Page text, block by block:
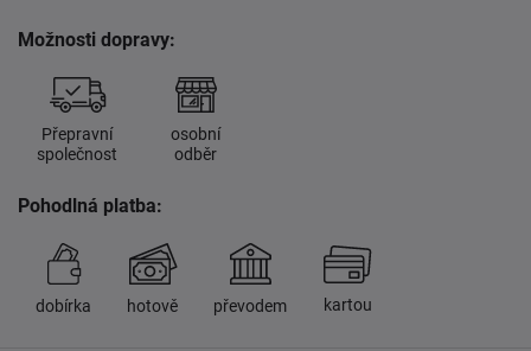
Možnosti dopravy:
Přepravní
společnost
osobní
odběr
Pohodlná platba:
dobírka hotově převodem kartou